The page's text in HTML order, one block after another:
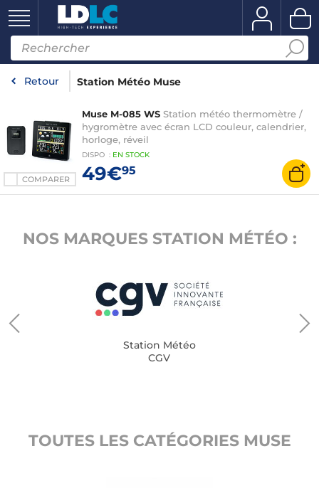
Retour Station Météo Muse
COMPARER
Muse M-085 WS Station météo thermomètre /
hygromètre avec écran LCD couleur, calendrier,
horloge, réveil
DISPO : EN STOCK
49€95
NOS MARQUES STATION MÉTÉO :
Station Météo
CGV
TOUTES LES CATÉGORIES MUSE